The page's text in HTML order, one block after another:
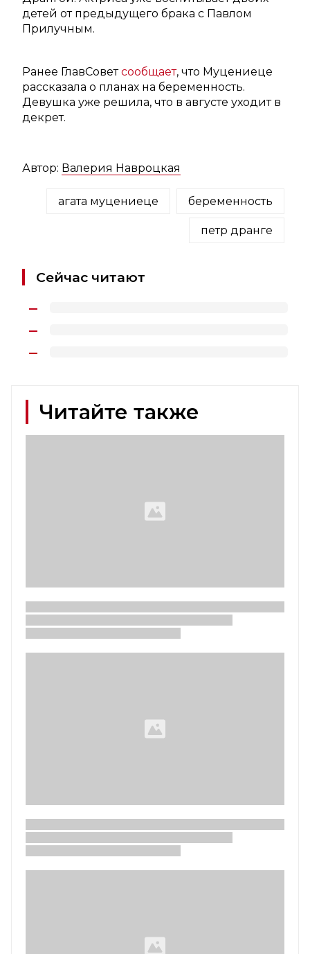
детей от предыдущего брака с Павлом
Прилучным.
Ранее ГлавСоветсообщает, что Муцениеце
рассказала о планах на беременность.
Девушка уже решила, что в августе уходит в
декрет.
Автор: Валерия Навроцкая
агата муцениеце беременность
петр дранге
Сейчас читают
Читайте также